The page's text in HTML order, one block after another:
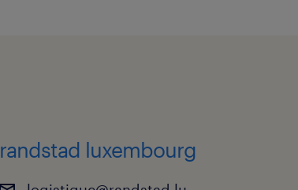
randstad luxembourg